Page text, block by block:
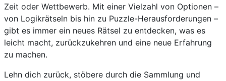
Zeit oder Wettbewerb. Mit einer Vielzahl von Optionen –
von Logikrätseln bis hin zu Puzzle-Herausforderungen –
gibt es immer ein neues Rätsel zu entdecken, was es
leicht macht, zurückzukehren und eine neue Erfahrung
zu machen.
Lehn dich zurück, stöbere durch die Sammlung und